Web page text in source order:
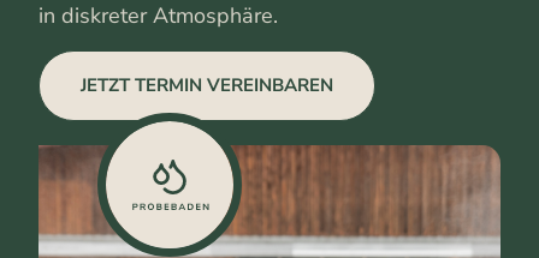
in diskreter Atmosphäre.
JETZT TERMIN VEREINBAREN